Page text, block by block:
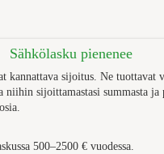
Sähkölasku pienenee
kannattava sijoitus. Ne tuottavat
niihin sijoittamastasi summasta ja
500–2500 € vuodessa.